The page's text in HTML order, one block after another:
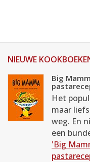
NIEUWE
Big
Het
maar
weg. En
een
'Big